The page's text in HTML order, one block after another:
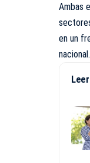
Ambas
en un
nacional.